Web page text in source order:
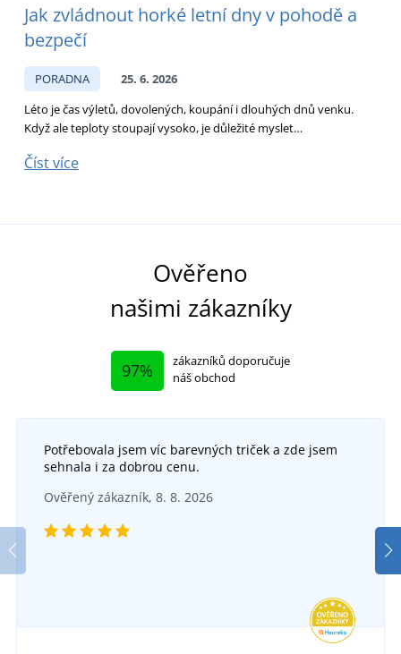
Jak zvládnout horké letní dny v pohodě a
bezpečí
PORADNA
25. 6. 2026
Léto je čas výletů, dovolených, koupání i dlouhých dnů venku.
Když ale teploty stoupají vysoko, je důležité myslet…
Číst více
Ověřeno
našimi zákazníky
97%
zákazníků doporučuje
náš obchod
Potřebovala jsem víc barevných triček a zde jsem
sehnala i za dobrou cenu.
Ověřený zákazník, 8. 8. 2026